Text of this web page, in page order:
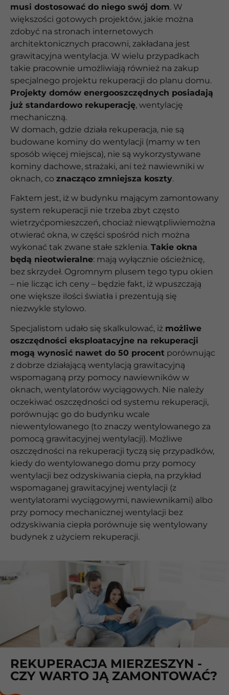
musi dostosować do niego swój dom. W
większości gotowych projektów, jakie można
zdobyć na stronach internetowych
architektonicznych pracowni, zakładana jest
grawitacyjna wentylacja. W wielu przypadkach
takie pracownie umożliwiają również na zakup
specjalnego projektu rekuperacji do planu domu.
Projekty domów energooszczędnych posiadają
już standardowo rekuperację, wentylację
mechaniczną.
W domach, gdzie działa rekuperacja, nie są
budowane kominy do wentylacji (mamy w ten
sposób więcej miejsca), nie są wykorzystywane
kominy dachowe, strażaki, ani też nawiewniki w
oknach, co znacząco zmniejsza koszty.
Faktem jest, iż w budynku mającym zamontowany
system rekuperacji nie trzeba zbyt często
wietrzyćpomieszczeń, chociaż niewątpliwiemożna
otwierać okna, w części spośród nich można
wykonać tak zwane stałe szklenia. Takie okna
będą nieotwieralne: mają wyłącznie ościeżnicę,
bez skrzydeł. Ogromnym plusem tego typu okien
– nie licząc ich ceny – będzie fakt, iż wpuszczają
one większe ilości światła i prezentują się
niezwykle stylowo.
Specjalistom udało się skalkulować, iż możliwe
oszczędności eksploatacyjne na rekuperacji
mogą wynosić nawet do 50 procent porównując
z dobrze działającą wentylacją grawitacyjną
wspomaganą przy pomocy nawiewników w
oknach, wentylatorów wyciągowych. Nie należy
oczekiwać oszczędności od systemu rekuperacji,
porównując go do budynku wcale
niewentylowanego (to znaczy wentylowanego za
pomocą grawitacyjnej wentylacji). Możliwe
oszczędności na rekuperacji tyczą się przypadków,
kiedy do wentylowanego domu przy pomocy
wentylacji bez odzyskiwania ciepła, na przykład
wspomaganej grawitacyjnej wentylacji (z
wentylatorami wyciągowymi, nawiewnikami) albo
przy pomocy mechanicznej wentylacji bez
odzyskiwania ciepła porównuje się wentylowany
budynek z użyciem rekuperacji.
REKUPERACJA MIERZESZYN -
CZY WARTO JĄ ZAMONTOWAĆ?